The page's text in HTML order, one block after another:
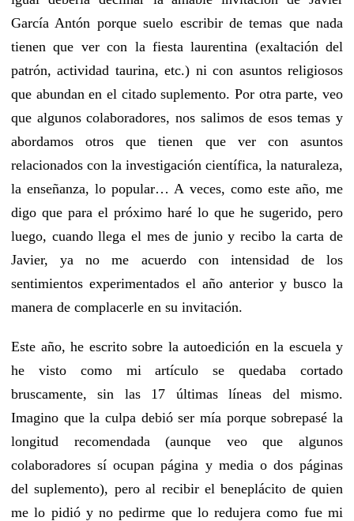
García Antón porque suelo escribir de temas que nada
tienen que ver con la fiesta laurentina (exaltación del
patrón, actividad taurina, etc.) ni con asuntos religiosos
que abundan en el citado suplemento. Por otra parte, veo
que algunos colaboradores, nos salimos de esos temas y
abordamos otros que tienen que ver con asuntos
relacionados con la investigación científica, la naturaleza,
la enseñanza, lo popular… A veces, como este año, me
digo que para el próximo haré lo que he sugerido, pero
luego, cuando llega el mes de junio y recibo la carta de
Javier, ya no me acuerdo con intensidad de los
sentimientos experimentados el año anterior y busco la
manera de complacerle en su invitación.
Este año, he escrito sobre la autoedición en la escuela y
he visto como mi artículo se quedaba cortado
bruscamente, sin las 17 últimas líneas del mismo.
Imagino que la culpa debió ser mía porque sobrepasé la
longitud recomendada (aunque veo que algunos
colaboradores sí ocupan página y media o dos páginas
del suplemento), pero al recibir el beneplácito de quien
me lo pidió y no pedirme que lo redujera como fue mi